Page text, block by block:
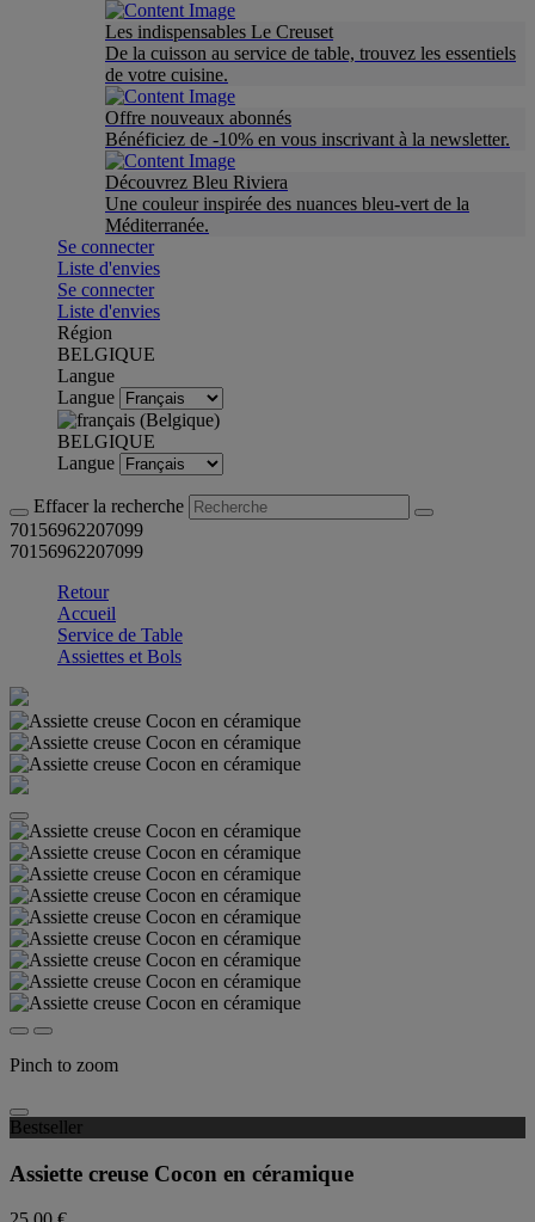
Les indispensables Le Creuset
De la cuisson au service de table, trouvez les essentiels
de votre cuisine.
Offre nouveaux abonnés
Bénéficiez de -10% en vous inscrivant à la newsletter.
Découvrez Bleu Riviera
Une couleur inspirée des nuances bleu-vert de la
Méditerranée.
Se connecter
Liste d'envies
Se connecter
Liste d'envies
Région
BELGIQUE
Langue
Langue
BELGIQUE
Langue
Effacer la recherche
70156962207099
70156962207099
Retour
Accueil
Service de Table
Assiettes et Bols
Pinch to zoom
Bestseller
Assiette creuse Cocon en céramique